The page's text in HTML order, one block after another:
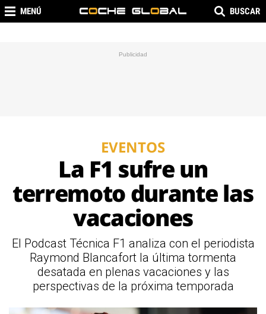
MENÚ BUSCAR
EVENTOS
La F1 sufre un
terremoto durante las
vacaciones
El Podcast Técnica F1 analiza con el periodista
Raymond Blancafort la última tormenta
desatada en plenas vacaciones y las
perspectivas de la próxima temporada